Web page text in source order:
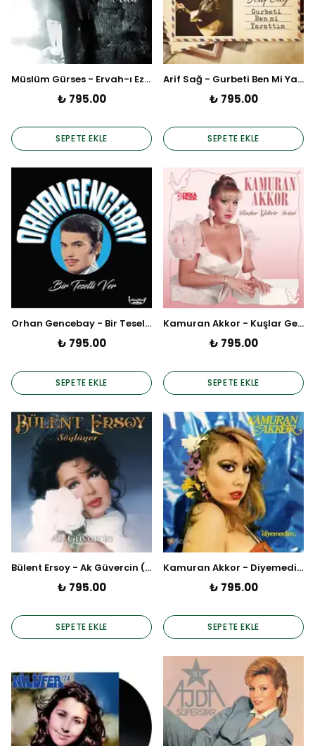
Müslüm Gürses - Ervah-ı Ezelde / Veda (Plak)
₺ 795.00
SEPETE EKLE
Arif Sağ - Gurbeti Ben Mi Yarattım (Plak)
₺ 795.00
SEPETE EKLE
Orhan Gencebay - Bir Teselli Ver (Plak)
₺ 795.00
SEPETE EKLE
Kamuran Akkor - Kuşlar Getirir Sesini (Plak)
₺ 795.00
SEPETE EKLE
Bülent Ersoy - Ak Güvercin (Plak)
₺ 795.00
SEPETE EKLE
Kamuran Akkor - Diyemedim (Plak)
₺ 795.00
SEPETE EKLE